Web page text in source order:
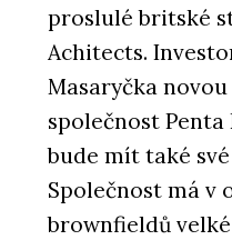
proslulé britské
Achitects.
Masaryčka
společnost Penta
bude mít také
Společnost má v
brownfieldů